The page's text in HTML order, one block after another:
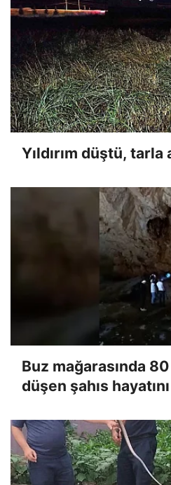
Yıldırım düştü, tarla
Buz mağarasında
düşen şahıs